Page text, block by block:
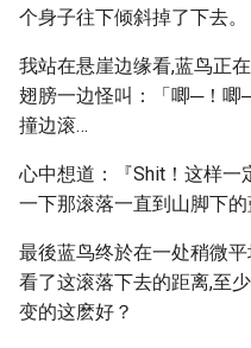
个身子往下倾斜掉了下去。
我站在悬崖边缘看,蓝鸟正
翅膀一边怪叫：「唧─！唧
撞边滚…
心中想道：『Shit！这样一
一下那滚落一直到山脚下的
最後蓝鸟终於在一处稍微
看了这滚落下去的距离,至
变的这麽好？